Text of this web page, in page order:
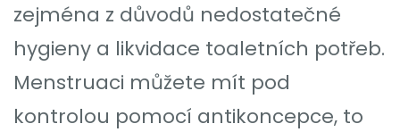
zejména z důvodů nedostatečné
hygieny a likvidace toaletních potřeb.
Menstruaci můžete mít pod
kontrolou pomocí antikoncepce, to